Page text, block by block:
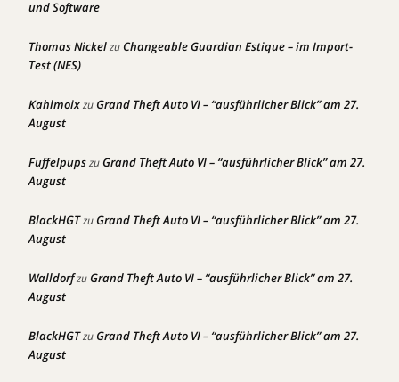
und Software
Thomas NickelzuChangeable Guardian Estique – im Import-
Test (NES)
KahlmoixzuGrand Theft Auto VI – “ausführlicher Blick” am 27.
August
FuffelpupszuGrand Theft Auto VI – “ausführlicher Blick” am 27.
August
BlackHGTzuGrand Theft Auto VI – “ausführlicher Blick” am 27.
August
WalldorfzuGrand Theft Auto VI – “ausführlicher Blick” am 27.
August
BlackHGTzuGrand Theft Auto VI – “ausführlicher Blick” am 27.
August